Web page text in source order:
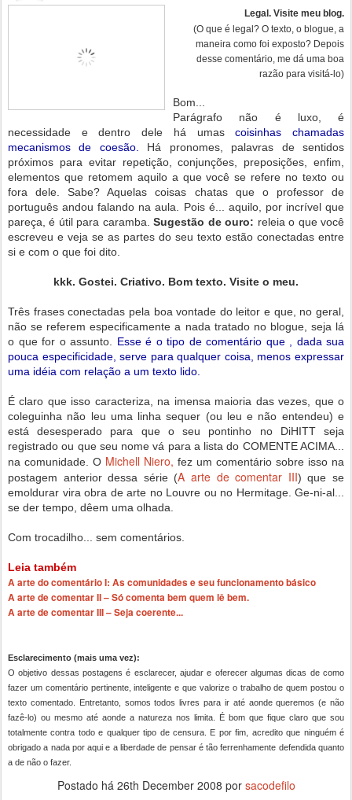
Legal. Visite meu blog.
(O que é legal? O texto, o blogue, a
maneira como foi exposto? Depois
desse comentário, me dá uma boa
razão para visitá-lo)
Bom...
Parágrafo não é luxo, é
necessidade e dentro dele há umascoisinhas chamadas
mecanismos de coesão.
Há pronomes, palavras de sentidos
próximos para evitar repetição, conjunções, preposições, enfim,
elementos que retomem aquilo a que você se refere no texto ou
fora dele. Sabe? Aquelas coisas chatas que o professor de
português andou falando na aula. Pois é... aquilo, por incrível que
pareça, é útil para caramba.Sugestão de ouro: releia o que você
escreveu e veja se as partes do seu texto estão conectadas entre
si e com o que foi dito.
kkk. Gostei. Criativo. Bom texto. Visite o meu.
Três frases conectadas pela boa vontade do leitor e que, no geral,
não se referem especificamente a nada tratado no blogue, seja lá
o que for o assunto. Esse é o tipo de comentário que , dada sua
pouca especificidade, serve para qualquer coisa, menos expressar
uma idéia com relação a um texto lido.
É claro que isso caracteriza, na imensa maioria das vezes, que o
coleguinha não leu uma linha sequer (ou leu e não entendeu) e
está desesperado para que o seu pontinho no DiHITT seja
registrado ou que seu nome vá para a lista do COMENTE ACIMA...
na comunidade. O Michell Niero, fez um comentário sobre isso na
postagem anterior dessa série (A arte de comentar III) que se
emoldurar vira obra de arte no Louvre ou no Hermitage. Ge-ni-al...
se der tempo, dêem uma olhada.
Com trocadilho... sem comentários.
Leia também
A arte do comentário I: As comunidades e seu funcionamento básico
A arte de comentar II – Só comenta bem quem lê bem.
A arte de comentar III – Seja coerente...
Esclarecimento (mais uma vez):
O objetivo dessas postagens é esclarecer, ajudar e oferecer algumas dicas de como
fazer um comentário pertinente, inteligente e que valorize o trabalho de quem postou o
texto comentado. Entretanto, somos todos livres para ir até aonde queremos (e não
fazê-lo) ou mesmo até aonde a natureza nos limita. É bom que fique claro que sou
totalmente contra todo e qualquer tipo de censura. E por fim, acredito que ninguém é
obrigado a nada por aqui e a liberdade de pensar é tão ferrenhamente defendida quanto
a de não o fazer.
Postado há 26th December 2008 por sacodefilo